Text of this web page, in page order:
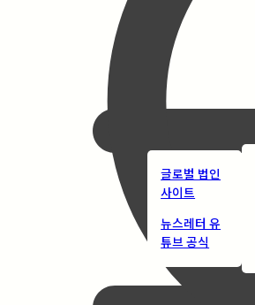
글로벌 법인
사이트
뉴스레터 유
튜브 공식